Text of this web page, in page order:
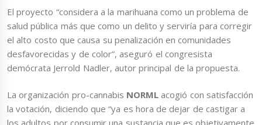
El proyecto “considera a la marihuana como un problema de
salud pública más que como un delito y serviría para corregir
el alto costo que causa su penalización en comunidades
desfavorecidas y de color”, aseguró el congresista
demócrata Jerrold Nadler, autor principal de la propuesta.
La organización pro-cannabis NORMLacogió con satisfacción
la votación, diciendo que “ya es hora de dejar de castigar a